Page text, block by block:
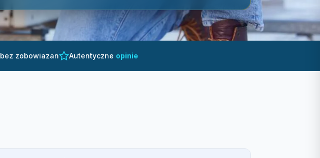
bez zobowiazan Autentyczne opinie